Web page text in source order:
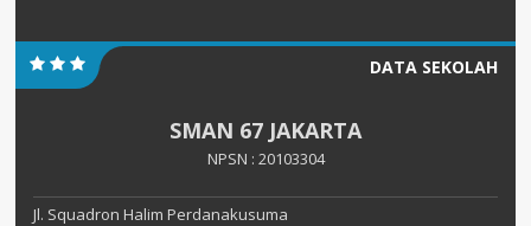
DATA SEKOLAH
SMAN 67 JAKARTA
NPSN : 20103304
Jl. Squadron Halim Perdanakusuma